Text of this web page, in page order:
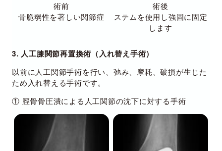
術前
骨脆弱性を著しい関節症
術後
ステムを使用し強固に固定
します
3. 人工膝関節再置換術（入れ替え手術）
以前に人工関節手術を行い、弛み、摩耗、破損が生じた
ため入れ替える手術です。
① 脛骨骨圧潰による人工関節の沈下に対する手術